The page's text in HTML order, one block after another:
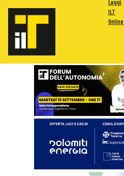
Leggi
ILT
Online